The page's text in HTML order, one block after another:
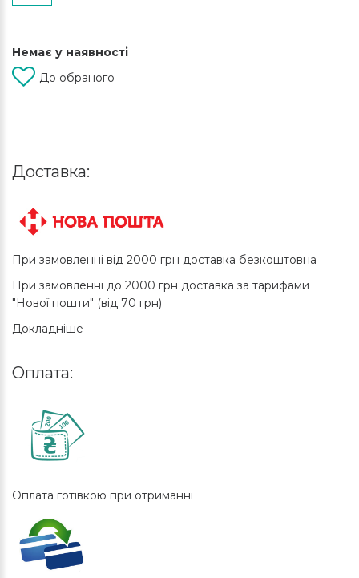
Немає у наявності
До обраного
Доставка:
При замовленні від 2000 грн доставка безкоштовна
При замовленні до 2000 грн доставка за тарифами
"Нової пошти" (від 70 грн)
Докладніше
Оплата:
Оплата готівкою при отриманні